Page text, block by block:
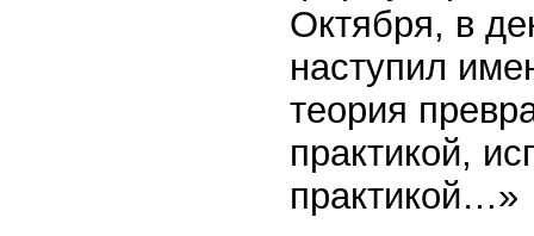
Октября, в
наступил
теория
практикой,
практикой…»